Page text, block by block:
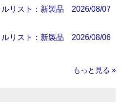
ルリスト：新製品 2026/08/07
ルリスト：新製品 2026/08/06
もっと見る »